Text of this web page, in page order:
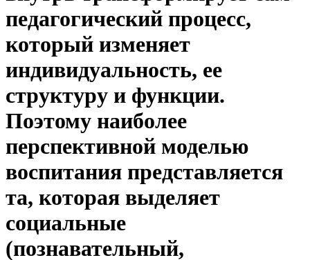
педагогический процесс,
который изменяет
индивидуальность, ее
структуру и функции.
Поэтому наиболее
перспективной моделью
воспитания представляется
та, которая выделяет
социальные
(познавательный,